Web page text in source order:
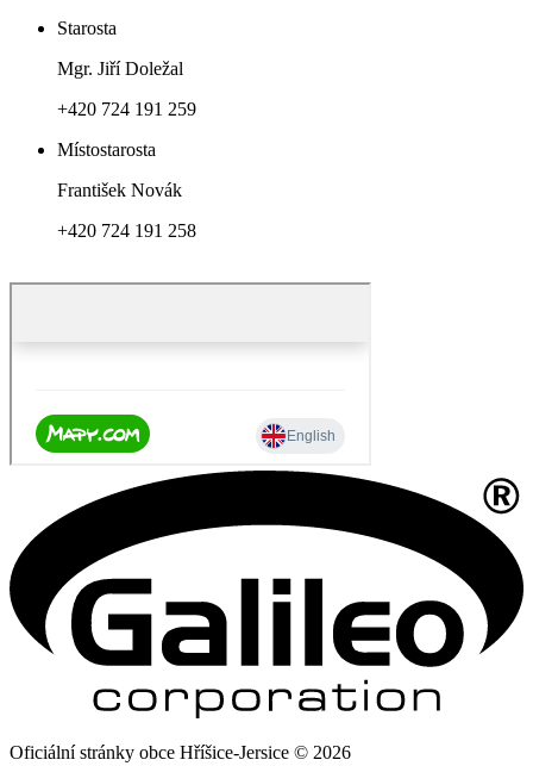
Starosta
Mgr. Jiří Doležal
+420 724 191 259
Místostarosta
František Novák
+420 724 191 258
Oficiální stránky obce Hříšice-Jersice © 2026